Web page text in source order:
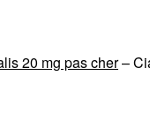
20 mg pas cher–